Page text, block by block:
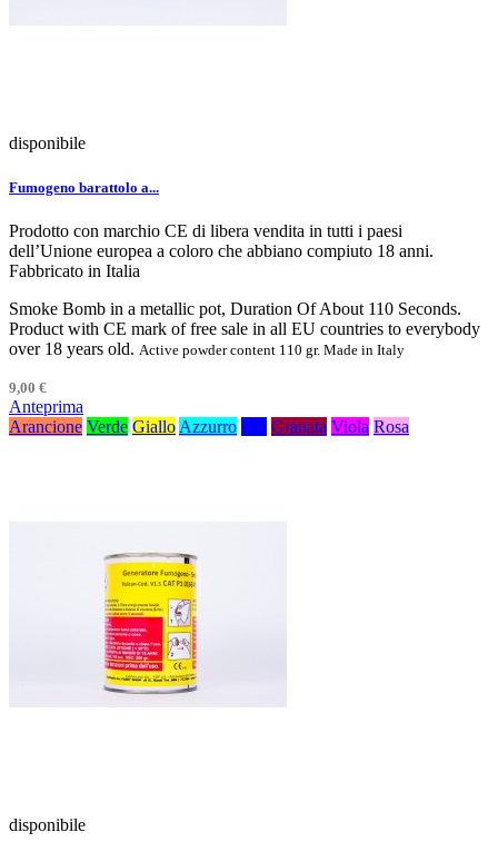
disponibile
Fumogeno barattolo a...
Prodotto con marchio CE di libera vendita in tutti i paesi
dell’Unione europea a coloro che abbiano compiuto 18 anni.
Fabbricato in Italia
Smoke Bomb in a metallic pot, Duration Of About 110 Seconds.
Product with CE mark of free sale in all EU countries to everybody
over 18 years old. Active powder content 110 gr. Made in Italy
9,00 €
Anteprima
Arancione Verde Giallo Azzurro Granata Viola Rosa
disponibile